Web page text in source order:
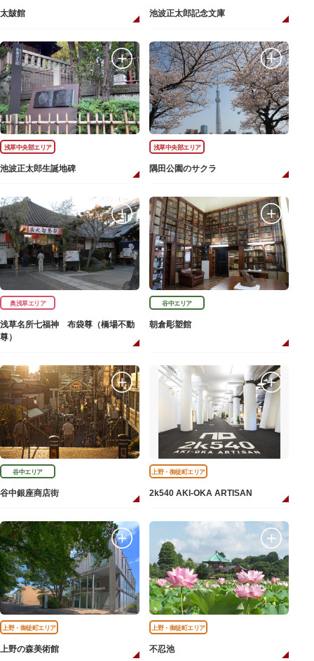
太皷館 池波正太郎記念文庫
浅草中央部エリア
池波正太郎生誕地碑
浅草中央部エリア
隅田公園のサクラ
奥浅草エリア
浅草名所七福神 布袋尊（橋場不動
尊）
谷中エリア
朝倉彫塑館
谷中エリア
谷中銀座商店街
上野・御徒町エリア
2k540 AKI-OKA ARTISAN
上野・御徒町エリア
上野の森美術館
上野・御徒町エリア
不忍池